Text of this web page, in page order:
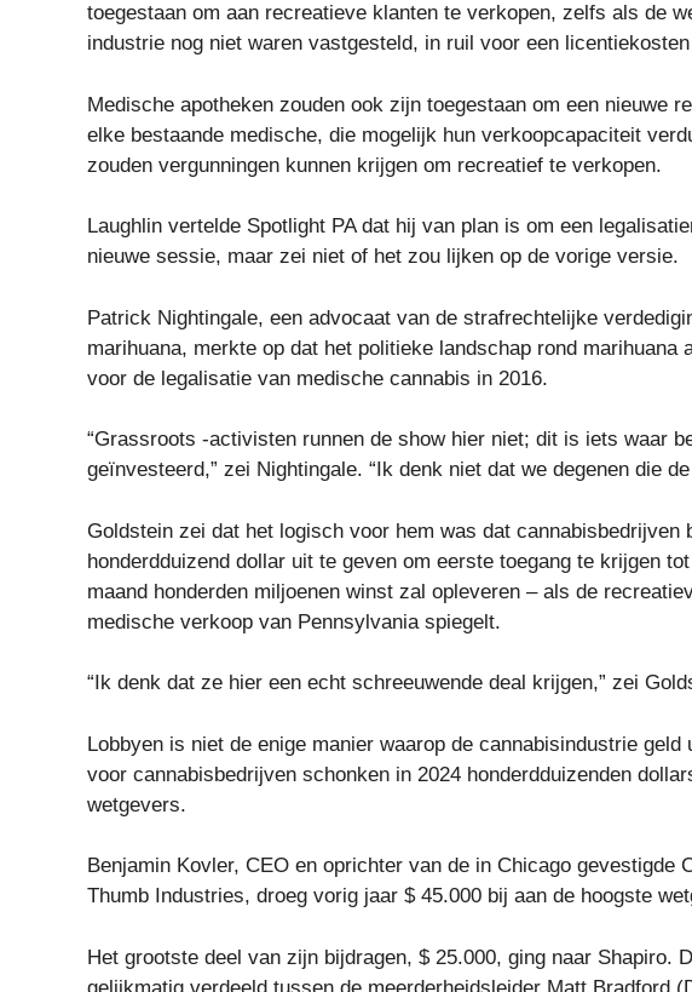
toegestaan ​​om aan recreatieve klanten te verkopen, zelfs als de
industrie nog niet waren vastgesteld, in ruil voor een
Medische apotheken zouden ook zijn toegestaan ​​om een ​​nieuwe
elke bestaande medische, die mogelijk hun verkoopcapaciteit
zouden vergunningen kunnen krijgen om recreatief te verkopen.
Laughlin vertelde Spotlight PA dat hij van plan is om een
nieuwe sessie, maar zei niet of het zou lijken op de vorige versie.
Patrick Nightingale, een advocaat van de strafrechtelijke
marihuana, merkte op dat het politieke landschap rond
voor de legalisatie van medische cannabis in 2016.
“Grassroots -activisten runnen de show hier niet; dit is iets waar
geïnvesteerd,” zei Nightingale. “Ik denk niet dat we degenen die
Goldstein zei dat het logisch voor hem was dat cannabisbedrijven
honderdduizend dollar uit te geven om eerste toegang te krijgen
maand honderden miljoenen winst zal opleveren – als de
medische verkoop van Pennsylvania spiegelt.
“Ik denk dat ze hier een echt schreeuwende deal krijgen,” zei
Lobbyen is niet de enige manier waarop de cannabisindustrie
voor cannabisbedrijven schonken in 2024 honderdduizenden
wetgevers.
Benjamin Kovler, CEO en oprichter van de in Chicago gevestigde
Thumb Industries, droeg vorig jaar $ 45.000 bij aan de hoogste
Het grootste deel van zijn bijdragen, $ 25.000, ging naar Shapiro.
gelijkmatig verdeeld tussen de meerderheidsleider Matt Bradford